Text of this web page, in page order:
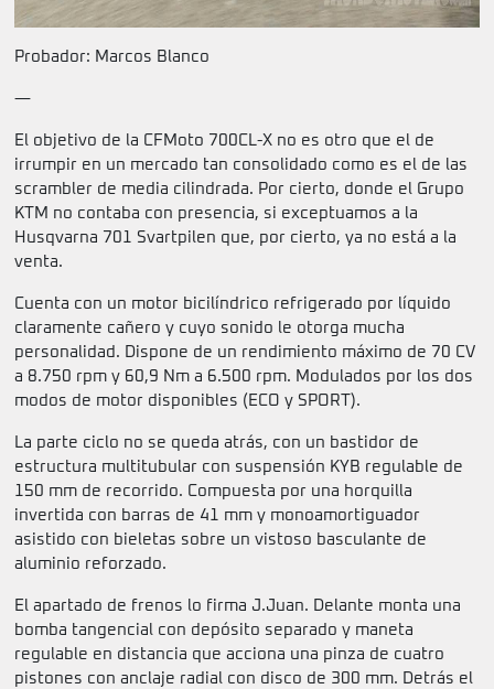
Probador: Marcos Blanco
—
El objetivo de la CFMoto 700CL-X no es otro que el de
irrumpir en un mercado tan consolidado como es el de las
scrambler de media cilindrada. Por cierto, donde el Grupo
KTM no contaba con presencia, si exceptuamos a la
Husqvarna 701 Svartpilen que, por cierto, ya no está a la
venta.
Cuenta con un motor bicilíndrico refrigerado por líquido
claramente cañero y cuyo sonido le otorga mucha
personalidad. Dispone de un rendimiento máximo de 70 CV
a 8.750 rpm y 60,9 Nm a 6.500 rpm. Modulados por los dos
modos de motor disponibles (ECO y SPORT).
La parte ciclo no se queda atrás, con un bastidor de
estructura multitubular con suspensión KYB regulable de
150 mm de recorrido. Compuesta por una horquilla
invertida con barras de 41 mm y monoamortiguador
asistido con bieletas sobre un vistoso basculante de
aluminio reforzado.
El apartado de frenos lo firma J.Juan. Delante monta una
bomba tangencial con depósito separado y maneta
regulable en distancia que acciona una pinza de cuatro
pistones con anclaje radial con disco de 300 mm. Detrás el